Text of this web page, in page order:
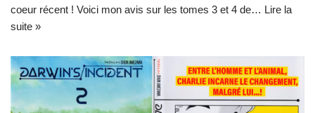
coeur récent ! Voici mon avis sur les tomes 3 et 4 de… Lire la
suite »